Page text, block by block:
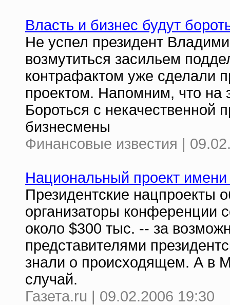
Власть и бизнес будут
Не успел президент
возмутиться засильем
контрафактом уже сделали
проектом. Напомним, что на
Бороться с некачественной
бизнесмены
Финансовые известия |
Национальный проект
Президентские нацпроекты
организаторы конференции
около $300 тыс. -- за
представителями
знали о происходящем. А в
случай.
Газета.ru | 09.02.2006 19:30